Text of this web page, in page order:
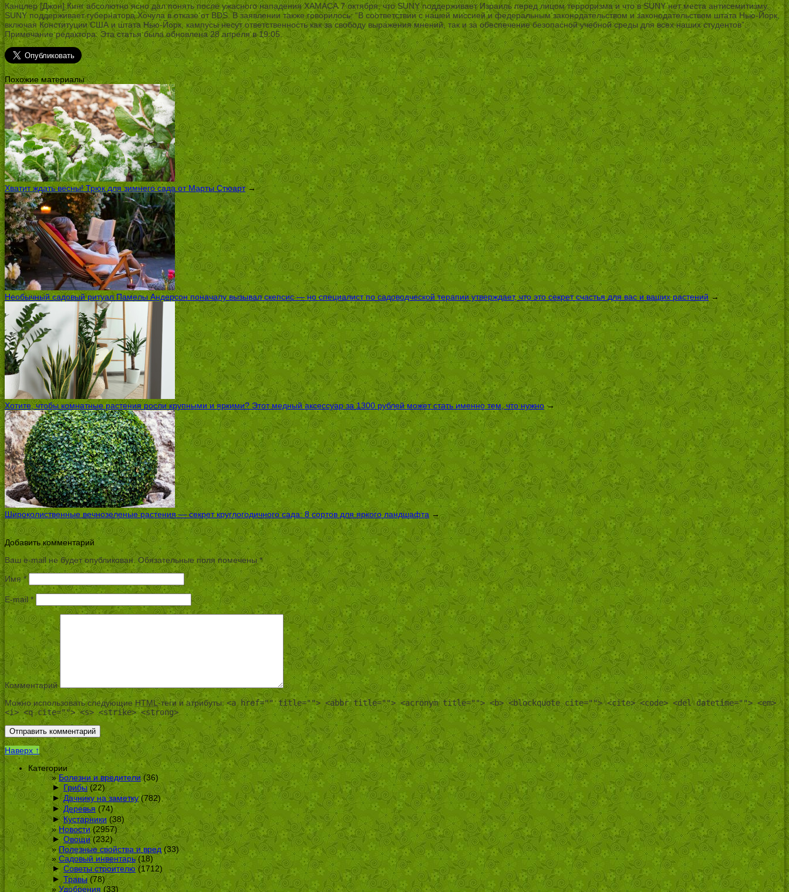
Канцлер [Джон] Кинг абсолютно ясно дал понять после ужасного нападения ХАМАСА 7 октября, что SUNY поддерживает Израиль перед лицом терроризма и что в SUNY нет места антисемитизму.
SUNY поддерживает губернатора Хочула в отказе от BDS. В заявлении также говорилось: “В соответствии с нашей миссией и федеральным законодательством и законодательством штата Нью-Йорк,
включая Конституции США и штата Нью-Йорк, кампусы несут ответственность как за свободу выражения мнений, так и за обеспечение безопасной учебной среды для всех наших студентов”.
Примечание редактора: Эта статья была обновлена 28 апреля в 19:05.
Похожие материалы
Хватит ждать весны! Трюк для зимнего сада от Марты Стюарт→
Необычный садовый ритуал Памелы Андерсон поначалу вызывал скепсис — но специалист по садоводческой терапии утверждает, что это секрет счастья для вас и ваших растений →
Хотите, чтобы комнатные растения росли крупными и яркими? Этот медный аксессуар за 1300 рублей может стать именно тем, что нужно→
Широколиственные вечнозеленые растения — секрет круглогодичного сада: 8 сортов для яркого ландшафта →
Добавить комментарий
Ваш e-mail не будет опубликован. Обязательные поля помечены*
Имя*
E-mail*
Комментарий
Можно использовать следующие HTML-теги и атрибуты: <a href="" title=""> <abbr title=""> <acronym title=""> <b> <blockquote cite=""> <cite> <code> <del datetime=""> <em>
<i> <q cite=""> <s> <strike> <strong>
Наверх ↑
Категории
Болезни и вредители(36)
► Грибы(22)
► Дачнику на заметку(782)
► Деревья (74)
► Кустарники (38)
Новости(2957)
► Овощи(232)
Полезные свойства и вред(33)
Садовый инвентарь(18)
► Советы строителю(1712)
► Травы (78)
Удобрения (33)